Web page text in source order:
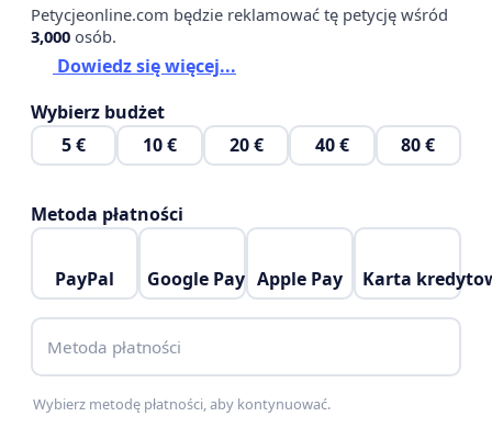
przestrzeni rekreacyjno-zielonej,
przeprowadzenie szerokich konsultacji
społecznych z mieszkańcami,
rozważenie alternatywnych lokalizacji dla inwestycji
Apelujemy o odpowiedzialne decyzje, które
mieszkańców.
Z poważaniem,
Petycjeonline.com będzie reklamować tę petycję wśród
3,000 osób.
Dowiedz się więcej...
Wybierz budżet
5 €
10 € 20 € 40 € 80 €
Metoda płatności
PayPal Google Pay Apple Pay Karta
Metoda płatności
Wybierz metodę płatności, aby kontynuować.